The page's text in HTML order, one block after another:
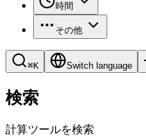
時間
その他
⌘K Switch language
検索
計算ツールを検索